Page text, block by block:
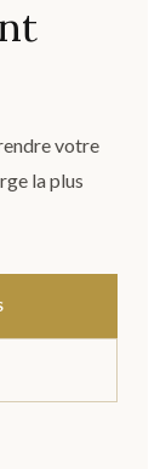
votre
la plus